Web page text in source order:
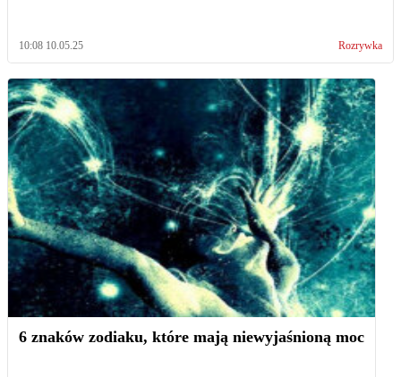
10:08 10.05.25 Rozrywka
6 znaków zodiaku, które mają niewyjaśnioną moc